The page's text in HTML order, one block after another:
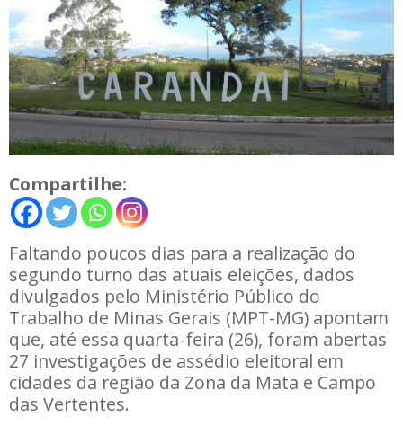
Compartilhe:
Faltando poucos dias para a realização do
segundo turno das atuais eleições, dados
divulgados pelo Ministério Público do
Trabalho de Minas Gerais (MPT-MG) apontam
que, até essa quarta-feira (26), foram abertas
27 investigações de assédio eleitoral em
cidades da região da Zona da Mata e Campo
das Vertentes.